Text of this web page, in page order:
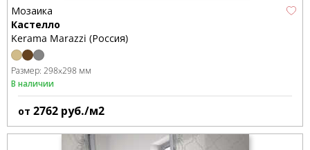
Мозаика
Кастелло
Kerama Marazzi (Россия)
Размер: 298x298 мм
В наличии
от 2762 руб./м2